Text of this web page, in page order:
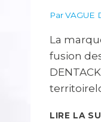
ParVAGUE
La
fusion
LIRE LA